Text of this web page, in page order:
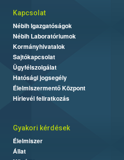
Kapcsolat
Nébih Igazgatóságok
Nébih Laboratóriumok
Kormányhivatalok
Sajtókapcsolat
Ügyfélszolgálat
Hatósági jogsegély
Élelmiszermentő Központ
Hírlevél feliratkozás
Gyakori kérdések
Élelmiszer
Állat